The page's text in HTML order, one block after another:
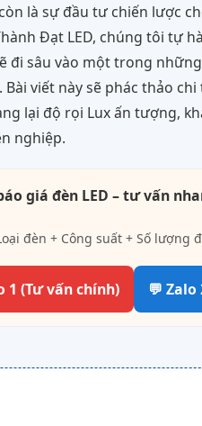
là sự đầu tư chiến lược
Đạt LED, chúng tôi tự
đi sâu vào một trong
Bài viết này sẽ phác thảo
lại độ rọi Lux ấn tượng,
nghiệp.
giá đèn LED – tư vấn
đèn + Công suất + Số lượng
1 (Tư vấn chính) 💬